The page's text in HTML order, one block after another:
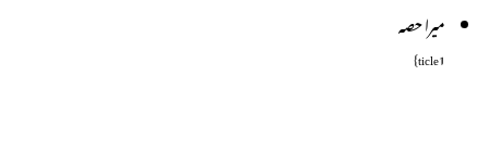
میرا حصہ
ticle1}